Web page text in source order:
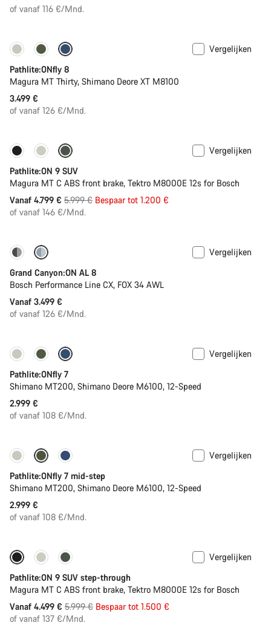
of vanaf 116 €/Mnd.
Vergelijken
Pathlite:ONfly 8
Magura MT Thirty, Shimano Deore XT M8100
3.499 €
of vanaf 126 €/Mnd.
-20%
Vergelijken
Pathlite:ON 9 SUV
Magura MT C ABS front brake, Tektro M8000E 12s for Bosch
Vanaf 4.799 € Originele
Prijs
5.999 € Bespaar tot 1.200 €
of vanaf 146 €/Mnd.
Dropper post
Vergelijken
Grand Canyon:ON AL 8
Bosch Performance Line CX, FOX 34 AWL
Vanaf 3.499 €
of vanaf 126 €/Mnd.
Vergelijken
Pathlite:ONfly 7
Shimano MT200, Shimano Deore M6100, 12-Speed
2.999 €
of vanaf 108 €/Mnd.
Vergelijken
Pathlite:ONfly 7 mid-step
Shimano MT200, Shimano Deore M6100, 12-Speed
2.999 €
of vanaf 108 €/Mnd.
-25%
Vergelijken
Pathlite:ON 9 SUV step-through
Magura MT C ABS front brake, Tektro M8000E 12s for Bosch
Vanaf 4.499 € Originele
Prijs
5.999 € Bespaar tot 1.500 €
of vanaf 137 €/Mnd.